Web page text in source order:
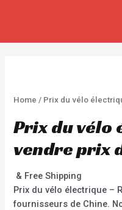
Home / Prix du vélo
Prix du vélo
vendre prix
& Free Shipping
Prix du vélo électrique –
fournisseurs de Chine.